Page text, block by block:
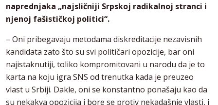
naprednjaka „najsličniji Srpskoj radikalnoj stranci i
njenoj fašističkoj politici“.
– Oni pribegavaju metodama diskreditacije nezavisnih
kandidata zato što su svi političari opozicije, bar oni
najistaknutiji, toliko kompromitovani u narodu da je to
karta na koju igra SNS od trenutka kada je preuzeo
vlast u Srbiji. Dakle, oni se konstantno ponašaju kao da
su nekakva opozicija i bore se protiv nekadašnje vlasti, i